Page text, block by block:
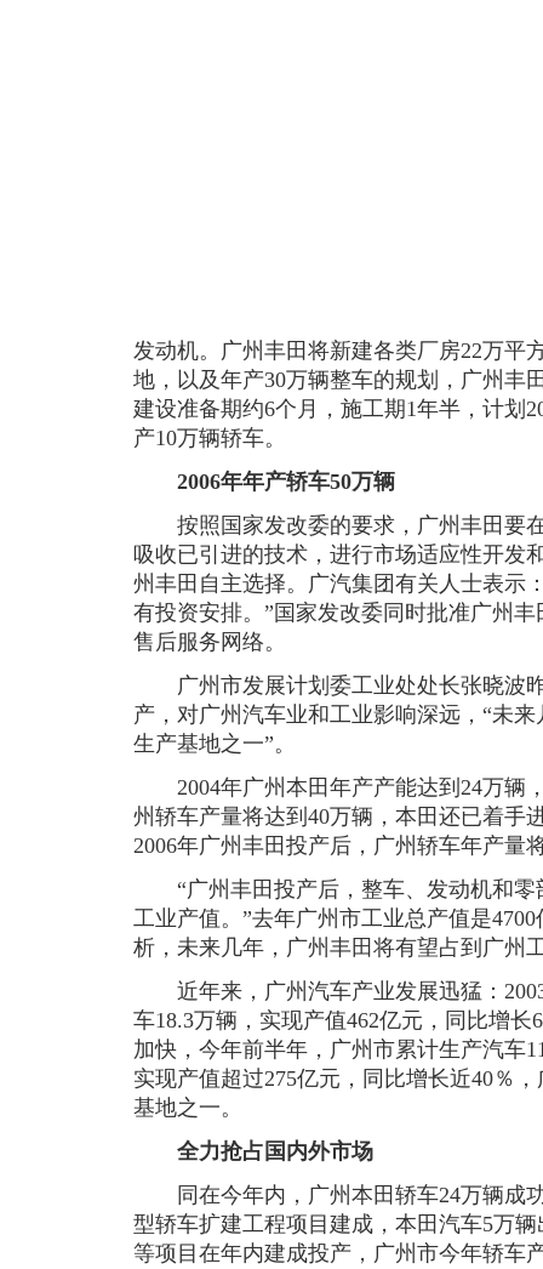
发动机。广州丰田将新建各类厂房22万平
地，以及年产30万辆整车的规划，广州丰
建设准备期约6个月，施工期1年半，计划
产10万辆轿车。
2006年年产轿车50万辆
按照国家发改委的要求，广州丰田要
吸收已引进的技术，进行市场适应性开发
州丰田自主选择。广汽集团有关人士表示
有投资安排。”国家发改委同时批准广州
售后服务网络。
广州市发展计划委工业处处长张晓波昨
产，对广州汽车业和工业影响深远，“未
生产基地之一”。
2004年广州本田年产产能达到24万辆
州轿车产量将达到40万辆，本田还已着手
2006年广州丰田投产后，广州轿车年产量
“广州丰田投产后，整车、发动机和零
工业产值。”去年广州市工业总产值是
析，未来几年，广州丰田将有望占到广州
近年来，广州汽车产业发展迅猛：
车18.3万辆，实现产值462亿元，同比增长
加快，今年前半年，广州市累计生产汽车
实现产值超过275亿元，同比增长近40％
基地之一。
全力抢占国内外市场
同在今年内，广州本田轿车24万辆成
型轿车扩建工程项目建成，本田汽车5万
等项目在年内建成投产，广州市今年轿车